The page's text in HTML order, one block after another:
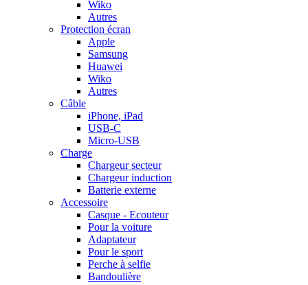
Wiko
Autres
Protection écran
Apple
Samsung
Huawei
Wiko
Autres
Câble
iPhone, iPad
USB-C
Micro-USB
Charge
Chargeur secteur
Chargeur induction
Batterie externe
Accessoire
Casque - Ecouteur
Pour la voiture
Adaptateur
Pour le sport
Perche à selfie
Bandoulière